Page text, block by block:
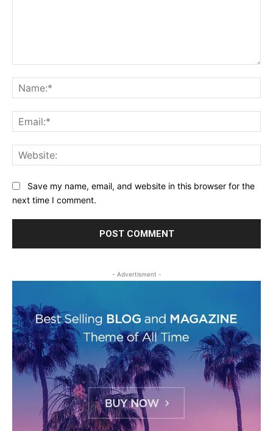
Save my name, email, and website in this browser for the
next time I comment.
- Advertisment -